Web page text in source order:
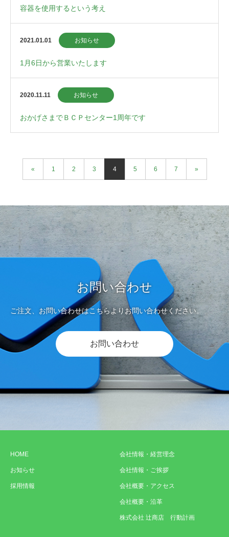
容器を使用するという考え
2021.01.01 お知らせ
1月6日から営業いたします
2020.11.11 お知らせ
おかげさまでＢＣＰセンター1周年です
« 1 2 3 4 5 6 7 »
お問い合わせ
ご注文、お問い合わせはこちらよりお問い合わせください。
お問い合わせ
HOME
お知らせ
採用情報
会社情報・経営理念
会社情報・ご挨拶
会社概要・アクセス
会社概要・沿革
株式会社 辻商店 行動計画